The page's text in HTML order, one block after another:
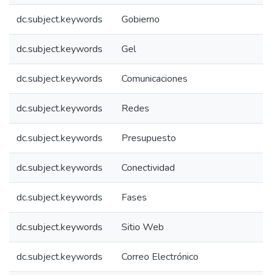
dc.subject.keywords Gobierno
dc.subject.keywords Gel
dc.subject.keywords Comunicaciones
dc.subject.keywords Redes
dc.subject.keywords Presupuesto
dc.subject.keywords Conectividad
dc.subject.keywords Fases
dc.subject.keywords Sitio Web
dc.subject.keywords Correo Electrónico